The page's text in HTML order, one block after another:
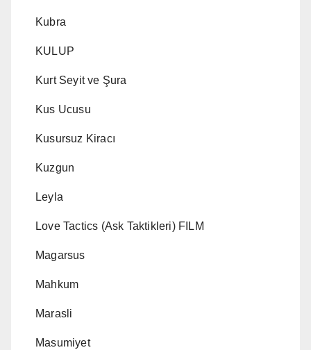
Kubra
KULUP
Kurt Seyit ve Şura
Kus Ucusu
Kusursuz Kiracı
Kuzgun
Leyla
Love Tactics (Ask Taktikleri) FILM
Magarsus
Mahkum
Marasli
Masumiyet